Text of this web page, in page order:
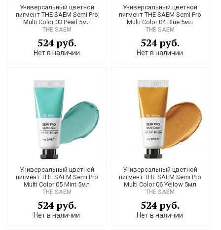
Универсальный цветной
пигмент THE SAEM Semi Pro
Multi Color 03 Pearl 5мл
THE SAEM
524 руб.
Нет в наличии
Универсальный цветной
пигмент THE SAEM Semi Pro
Multi Color 04 Blue 5мл
THE SAEM
524 руб.
Нет в наличии
Универсальный цветной
пигмент THE SAEM Semi Pro
Multi Color 05 Mint 5мл
THE SAEM
524 руб.
Нет в наличии
Универсальный цветной
пигмент THE SAEM Semi Pro
Multi Color 06 Yellow 5мл
THE SAEM
524 руб.
Нет в наличии